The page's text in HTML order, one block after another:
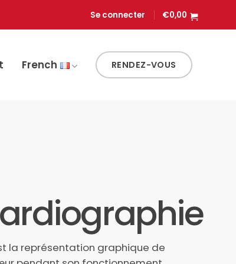
Se connecter €0,00
French RENDEZ-VOUS
la représentation graphique de